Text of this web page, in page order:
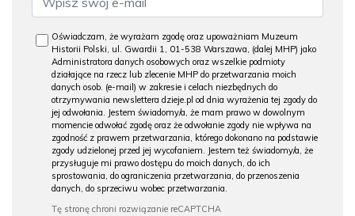
Oświadczam, że wyrażam zgodę oraz upoważniam Muzeum
Historii Polski, ul. Gwardii 1, 01-538 Warszawa, (dalej MHP) jako
Administratora danych osobowych oraz wszelkie podmioty
działające na rzecz lub zlecenie MHP do przetwarzania moich
danych osob. (e-mail) w zakresie i celach niezbędnych do
otrzymywania newslettera dzieje.pl od dnia wyrażenia tej zgody do
jej odwołania. Jestem świadomy/a, że mam prawo w dowolnym
momencie odwołać zgodę oraz że odwołanie zgody nie wpływa na
zgodność z prawem przetwarzania, którego dokonano na podstawie
zgody udzielonej przed jej wycofaniem. Jestem też świadomy/a, że
przysługuje mi prawo dostępu do moich danych, do ich
sprostowania, do ograniczenia przetwarzania, do przenoszenia
danych, do sprzeciwu wobec przetwarzania.